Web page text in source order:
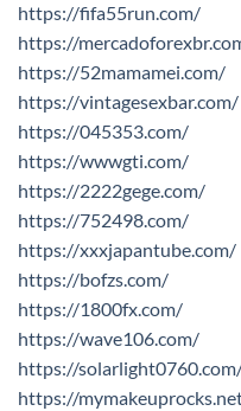
https://fifa55run.com/
https://
https://52mamamei.com/
https://vintagesexbar.com/
https://045353.com/
https://wwwgti.com/
https://2222gege.com/
https://752498.com/
https://xxxjapantube.com/
https://bofzs.com/
https://1800fx.com/
https://wave106.com/
https://
https://